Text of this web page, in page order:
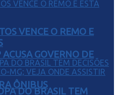
ACUSA GOVERNO DE
ÔNIBUS
VENCE O REMO E
DO BRASIL TEM